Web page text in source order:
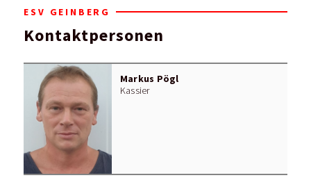
ESV GEINBERG
Kontaktpersonen
Markus Pögl
Kassier